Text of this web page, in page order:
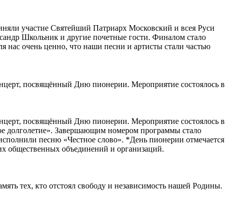
участие Святейший Патриарх Московский и всея Руси
Школьник и другие почетные гости. Финалом стало
очень ценно, что наши песни и артисты стали частью
посвящённый Дню пионерии. Мероприятие состоялось в
посвящённый Дню пионерии. Мероприятие состоялось в
долголетие». Завершающим номером программы стало
песню «Честное слово». *День пионерии отмечается
общественных объединений и организаций.
тех, кто отстоял свободу и независимость нашей Родины.